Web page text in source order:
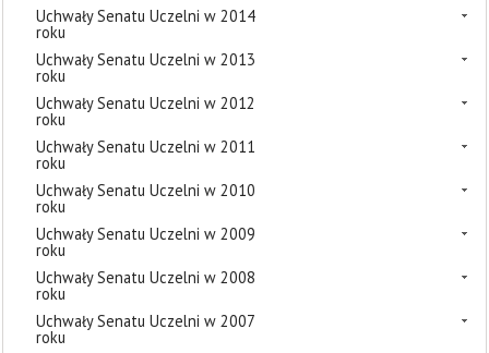
Uchwały Senatu Uczelni w 2014
roku
Uchwały Senatu Uczelni w 2013
roku
Uchwały Senatu Uczelni w 2012
roku
Uchwały Senatu Uczelni w 2011
roku
Uchwały Senatu Uczelni w 2010
roku
Uchwały Senatu Uczelni w 2009
roku
Uchwały Senatu Uczelni w 2008
roku
Uchwały Senatu Uczelni w 2007
roku